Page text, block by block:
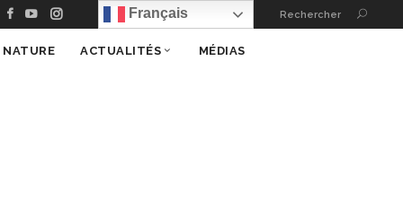
Français Rechercher
ACTUALITÉS MÉDIAS